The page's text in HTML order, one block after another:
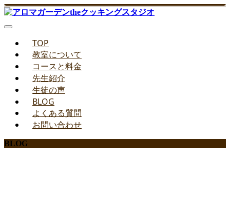
TOP
教室について
コースと料金
先生紹介
生徒の声
BLOG
よくある質問
お問い合わせ
BLOG